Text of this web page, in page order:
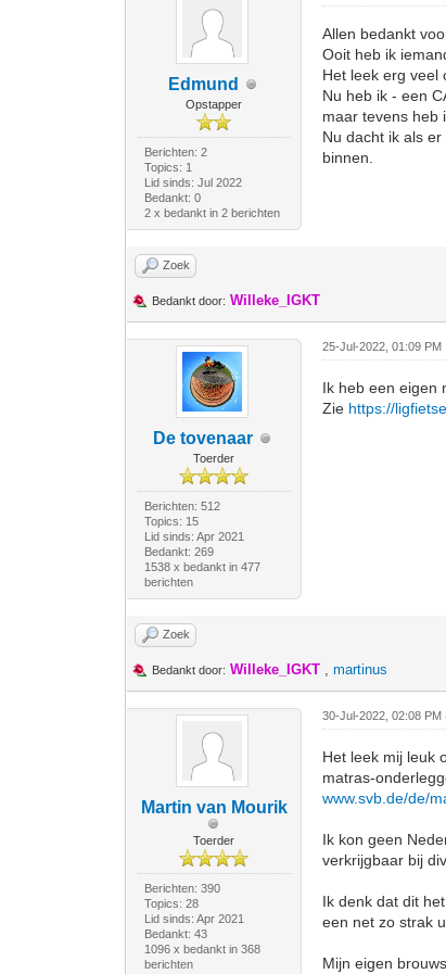
Edmund
Opstapper
Berichten: 2
Topics: 1
Lid sinds: Jul 2022
Bedankt: 0
2 x bedankt in 2 berichten
Allen bedankt
Ooit heb ik
Het leek erg veel
Nu heb ik - een
maar tevens heb
Nu dacht ik als
binnen.
Zoek
Bedankt door: Willeke_IGKT
De tovenaar
Toerder
Berichten: 512
Topics: 15
Lid sinds: Apr 2021
Bedankt: 269
1538 x bedankt in 477
berichten
25-Jul-2022, 01:09 PM
Ik heb een eigen
Zie https://
Zoek
Bedankt door: Willeke_IGKT ,martinus
Martin van Mourik
Toerder
Berichten: 390
Topics: 28
Lid sinds: Apr 2021
Bedankt: 43
1096 x bedankt in 368
berichten
30-Jul-2022, 02:08 PM
Het leek mij leuk
matras-
www.svb.de/de/
Ik kon geen
verkrijgbaar bij
Ik denk dat dit
een net zo strak
Mijn eigen